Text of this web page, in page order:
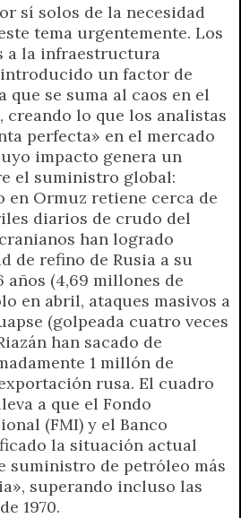
sí solos de la necesidad
tema urgentemente. Los
a la infraestructura
un factor de
se suma al caos en el
creando lo que los analistas
perfecta» en el mercado
impacto genera un
el suministro global:
en Ormuz retiene cerca de
diarios de crudo del
han logrado
de refino de Rusia a su
años (4,69 millones de
en abril, ataques masivos a
(golpeada cuatro veces
han sacado de
1 millón de
rusa. El cuadro
a que el Fondo
(FMI) y el Banco
la situación actual
suministro de petróleo más
superando incluso las
1970.